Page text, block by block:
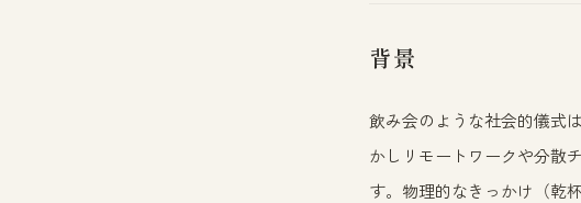
背景
飲み会のような社会的儀式
かしリモートワークや分散
す。物理的なきっかけ（乾